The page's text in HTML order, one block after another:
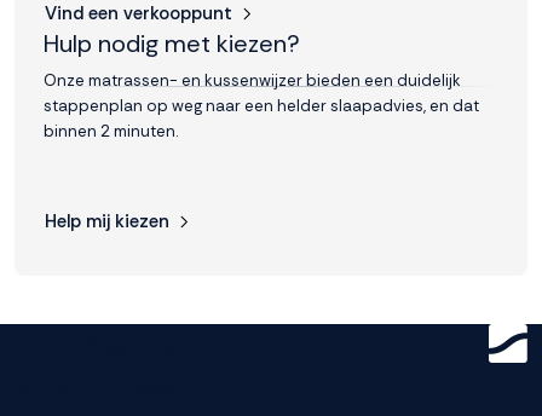
Vind een verkooppunt
Hulp nodig met kiezen?
Onze matrassen- en kussenwijzer bieden een duidelijk
stappenplan op weg naar een helder slaapadvies, en dat
binnen 2 minuten.
Help mij kiezen